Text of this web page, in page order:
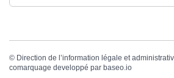
© Direction de l’information légale et
comarquage developpé par baseo.io